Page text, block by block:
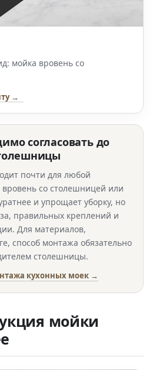
мойка вровень со
→
согласовать до
почти для любой
со столешницей или
и упрощает уборку, но
правильных креплений и
Для материалов,
способ монтажа обязательно
столешницы.
кухонных моек →
мойки